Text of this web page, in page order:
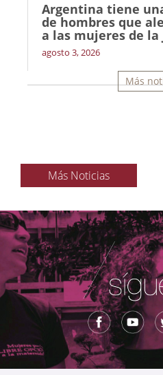
Argentina tiene
de hombres que
a las mujeres de la
agosto 3, 2026
Más
Más Noticias